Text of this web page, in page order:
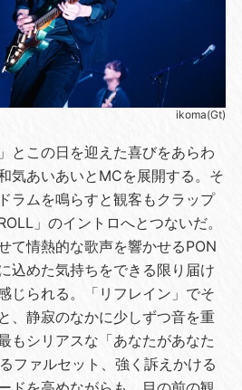
ikoma(Gt)
とこの日を迎えた喜びをあらわ
気あいあいとMCを展開する。そ
ラムを鳴らすと観客もクラップ
」のイントロへとつないだ。
て情熱的な歌声を響かせるPON
込めた気持ちをできる限り届け
じられる。「リフレイン」でそ
、静寂のなかに少しずつ音を重
もシリアスな「あなたがあなた
ファルセット、強く訴えかける